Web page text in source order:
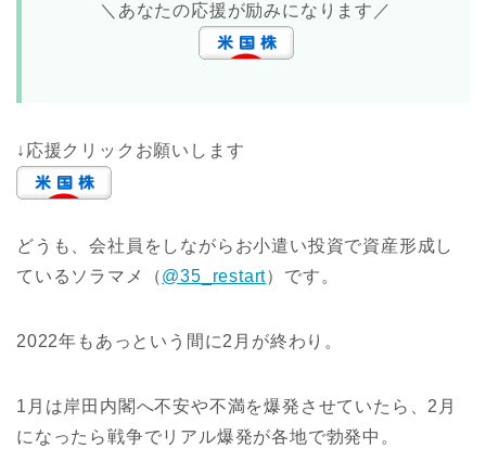
＼あなたの応援が励みになります／
↓応援クリックお願いします
どうも、会社員をしながらお小遣い投資で資産形成し
ているソラマメ（@35_restart）です。
2022年もあっという間に2月が終わり。
1月は岸田内閣へ不安や不満を爆発させていたら、2月
になったら戦争でリアル爆発が各地で勃発中。